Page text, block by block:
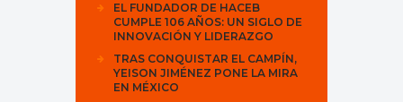
EL FUNDADOR DE HACEB
CUMPLE 106 AÑOS: UN SIGLO DE
INNOVACIÓN Y LIDERAZGO
TRAS CONQUISTAR EL CAMPÍN,
YEISON JIMÉNEZ PONE LA MIRA
EN MÉXICO